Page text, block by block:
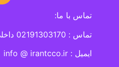
تماس با ما:
تماس : 02191303170 داخلی 2
ایمیل : info @ irantcco.ir